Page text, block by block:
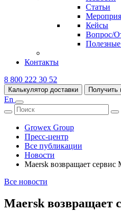
Статьи
Кейсы
Вопрос/
Контакты
8 800 222 30 52
Калькулятор доставки Получить
En
Growex Group
Пресс-центр
Все публикации
Новости
Maersk возвращает
Все новости
Maersk возвращает